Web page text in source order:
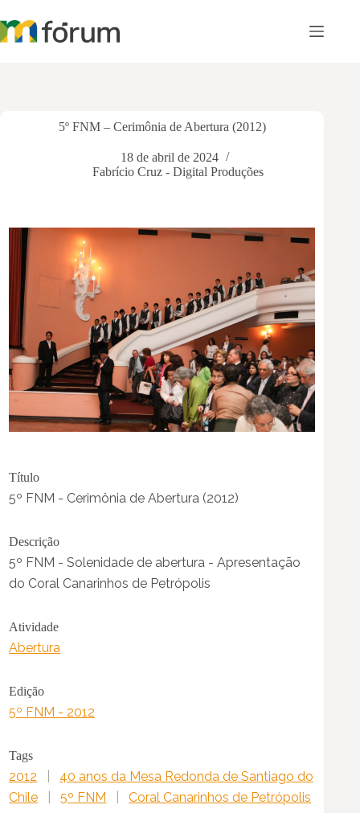
para
o
5º FNM – Cerimônia de Abertura (2012)
18 de abril de 2024
Fabrício Cruz - Digital Produções
Título
5º FNM - Cerimônia de Abertura (2012)
Descrição
5º FNM - Solenidade de abertura - Apresentação
do Coral Canarinhos de Petrópolis
Atividade
Abertura
Edição
5º FNM - 2012
Tags
2012
40 anos da Mesa Redonda de Santiago do
Chile
5º FNM Coral Canarinhos de Petrópolis